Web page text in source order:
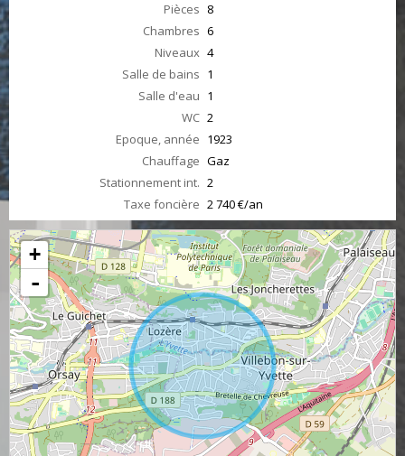
Pièces 8
Chambres 6
Niveaux 4
Salle de bains 1
Salle d'eau 1
WC 2
Epoque, année 1923
Chauffage Gaz
Stationnement int. 2
Taxe foncière 2 740 €/an
+
-